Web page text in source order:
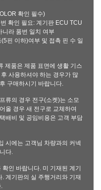
확인 필수)
확인 필요: 계기판 ECU TCU
라 품번 일치 여부
핀 이하)여부 및 접촉 핀 수 일
제품은 제품 표면에 생활 기스
사용하셔야 하는 경우가 많
구매하시기 바랍니다.
류의 경우 전구(소켓)는 소모
올 경우 새 전구로 교체하여
배비 및 공임비용은 고객 부담
시에는 고객님 차량과의 커넥
다.
인 바랍니다. 미 기재된 계기
계기판의 실 주행거리와 기재